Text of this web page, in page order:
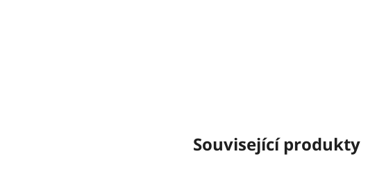
Související produkty